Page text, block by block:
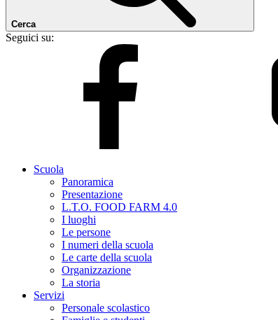
Cerca
Seguici su:
Scuola
Panoramica
Presentazione
L.T.O. FOOD FARM 4.0
I luoghi
Le persone
I numeri della scuola
Le carte della scuola
Organizzazione
La storia
Servizi
Personale scolastico